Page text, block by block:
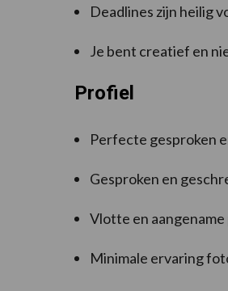
Deadlines zijn heilig
Je bent creatief en
Profiel
Perfecte gesproken
Gesproken en
Vlotte en aangename
Minimale ervaring